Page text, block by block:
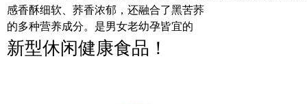
感香酥细软、荞香浓郁，还融合了黑苦荞
的多种营养成分。是男女老幼孕皆宜的
新型休闲健康食品！